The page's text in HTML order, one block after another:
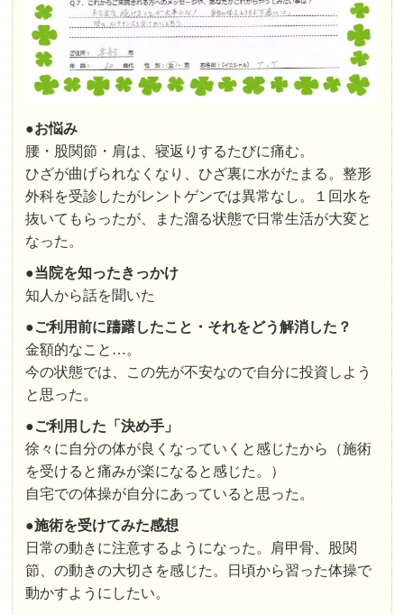
●お悩み
腰・股関節・肩は、寝返りするたびに痛む。
ひざが曲げられなくなり、ひざ裏に水がたまる。整形
外科を受診したがレントゲンでは異常なし。１回水を
抜いてもらったが、また溜る状態で日常生活が大変と
なった。
●当院を知ったきっかけ
知人から話を聞いた
●ご利用前に躊躇したこと・それをどう解消した？
金額的なこと…。
今の状態では、この先が不安なので自分に投資しよう
と思った。
●ご利用した「決め手」
徐々に自分の体が良くなっていくと感じたから（施術
を受けると痛みが楽になると感じた。）
自宅での体操が自分にあっていると思った。
●施術を受けてみた感想
日常の動きに注意するようになった。肩甲骨、股関
節、の動きの大切さを感じた。日頃から習った体操で
動かすようにしたい。